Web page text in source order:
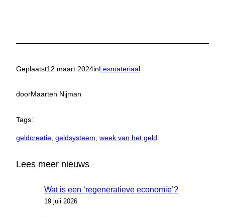
Geplaatst12 maart 2024inLesmateriaal
doorMaarten Nijman
Tags:
geldcreatie, geldsysteem, week van het geld
Lees meer nieuws
Wat is een ‘regeneratieve economie’?
19 juli 2026